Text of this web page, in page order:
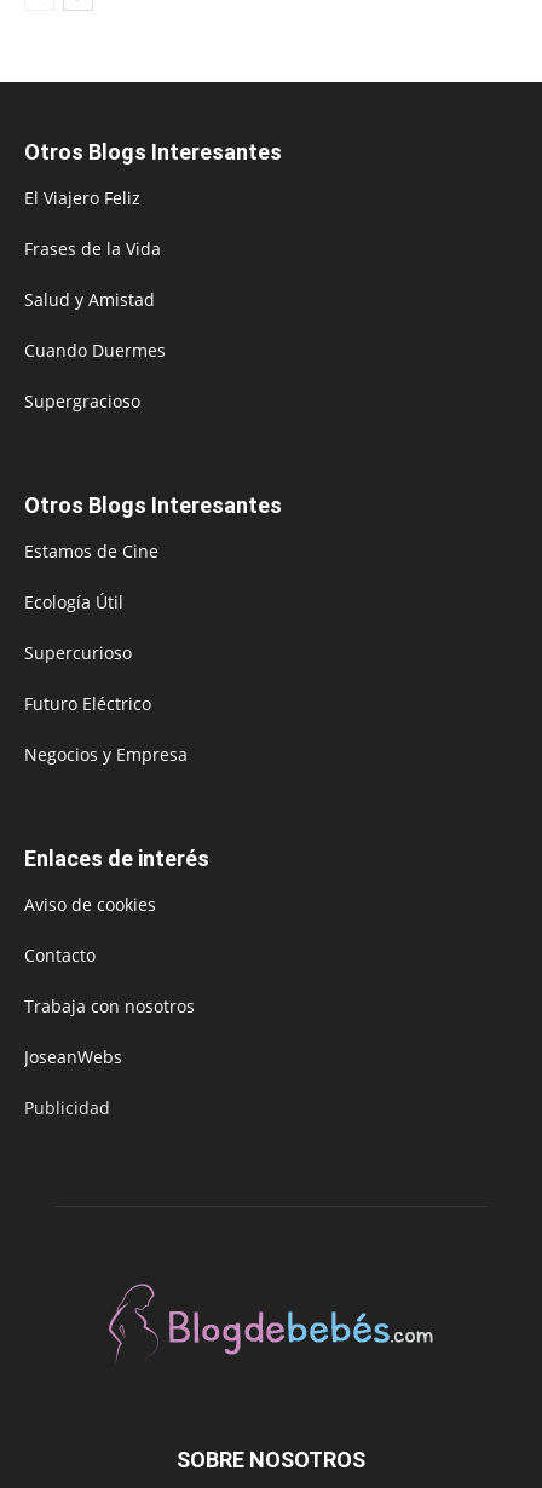
Otros Blogs Interesantes
El Viajero Feliz
Frases de la Vida
Salud y Amistad
Cuando Duermes
Supergracioso
Otros Blogs Interesantes
Estamos de Cine
Ecología Útil
Supercurioso
Futuro Eléctrico
Negocios y Empresa
Enlaces de interés
Aviso de cookies
Contacto
Trabaja con nosotros
JoseanWebs
Publicidad
SOBRE NOSOTROS